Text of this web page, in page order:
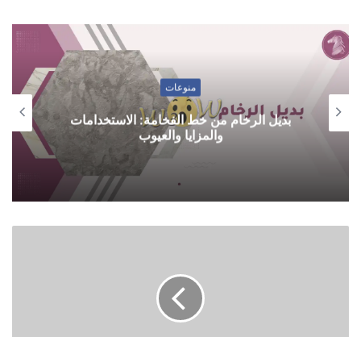
منوعات
بديل الرخام من خط الفخامة: الاستخدامات
والمزايا والعيوب